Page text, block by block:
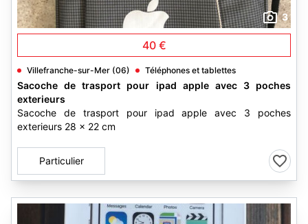
3
40 €
Villefranche-sur-Mer (06) Téléphones et tablettes
Sacoche de trasport pour ipad apple avec 3 poches
exterieurs
Sacoche de trasport pour ipad apple avec 3 poches
exterieurs 28 x 22 cm
Particulier